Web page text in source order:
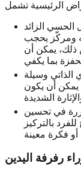
الحسي الزائد
ومركّز يحجب
ذلك، يمكن أن
الذاتي وسيلة
يمكن أن يكون
في تحسين
بالتركيز
رفرفة اليدين